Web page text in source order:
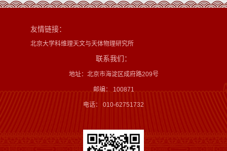
友情链接：
北京大学科维理天文与天体物理研究所
联系我们：
地址：北京市海淀区成府路209号
邮编： 100871
电话： 010-62751732